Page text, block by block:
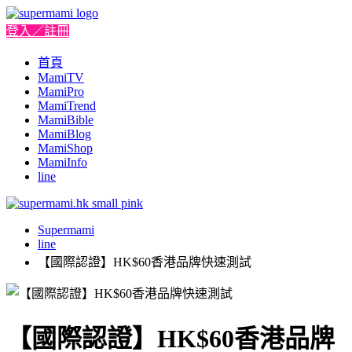
登入／註冊
首頁
MamiTV
MamiPro
MamiTrend
MamiBible
MamiBlog
MamiShop
MamiInfo
line
Supermami
line
【國際認證】HK$60香港品牌快速測試
【國際認證】HK$60香港品牌